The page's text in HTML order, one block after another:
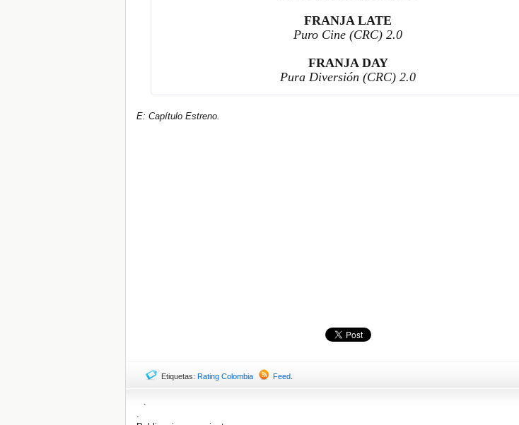
FRANJA LATE
Puro Cine (CRC) 2.0
FRANJA DAY
Pura Diversión (CRC) 2.0
E: Capítulo Estreno.
Etiquetas: Rating Colombia Feed
.
.